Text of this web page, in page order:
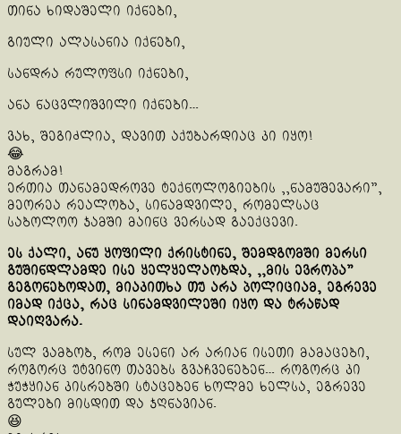
თინა ხიდაშელი იქნები,
გიული ალასანია იქნები,
სანდრა რულოფსი იქნები,
ანა ნაცვლიშვილი იქნები…
ვახ, შეგიძლია, დავით აქუბარდიაც კი იყო!
😂
მაგრამ!
ერთია თანამედროვე ტექნოლოგიების ,,ნამუშევარი”,
მეორეა რეალობა, სინამდვილე, რომელსაც
საბოლოო ჯამში მაინც ვერსად გაექცევი.
ეს ქალი, ანუ ყოფილი ქრისტინე, შემდგომში მერსი
გუშინდლამდე ისე ყელყელაობდა, ,,მის ევროპა”
გეგონებოდათ, მიაკითხა თუ არა პოლიციამ, ეგრევე
იმად იქცა, რაც სინამდვილეში იყო და ტრაწად
დაიღვარა.
სულ ვამბობ, რომ ესენი არ არიან ისეთი მამაცები,
როგორც უტვინო თავებს გვაჩვენებენ… როგორც კი
ჭუჭყიან კისრებში სტაცებენ ხოლმე ხელსა, ეგრევე
გულები მისდით და ჯღნავიან.
😆